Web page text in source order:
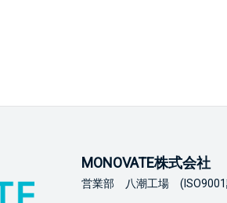
MONOVATE株式会社
営業部 八潮工場 (ISO9001